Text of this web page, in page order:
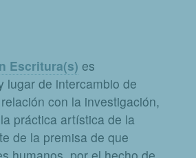
Escritura(s) es
lugar de intercambio de
con la investigación,
práctica artística de la
de la premisa de que